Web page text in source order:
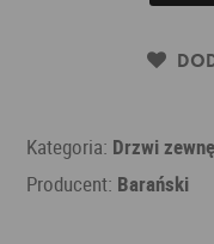
Kategoria: Drzwi
Producent: Barański